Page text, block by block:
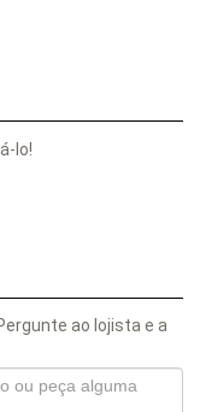
lo!
ao lojista e a